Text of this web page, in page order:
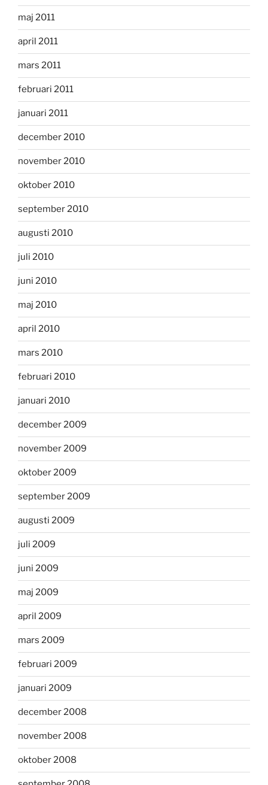
maj 2011
april 2011
mars 2011
februari 2011
januari 2011
december 2010
november 2010
oktober 2010
september 2010
augusti 2010
juli 2010
juni 2010
maj 2010
april 2010
mars 2010
februari 2010
januari 2010
december 2009
november 2009
oktober 2009
september 2009
augusti 2009
juli 2009
juni 2009
maj 2009
april 2009
mars 2009
februari 2009
januari 2009
december 2008
november 2008
oktober 2008